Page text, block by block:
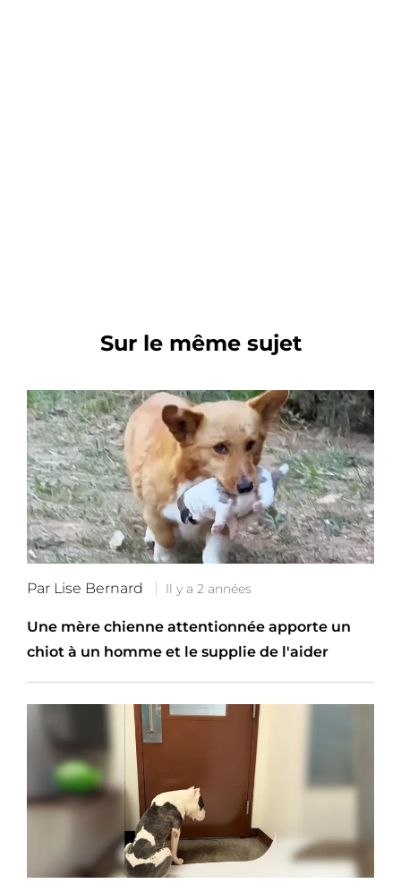
Sur le même sujet
Par Lise Bernard Il y a 2 années
Une mère chienne attentionnée apporte un
chiot à un homme et le supplie de l'aider